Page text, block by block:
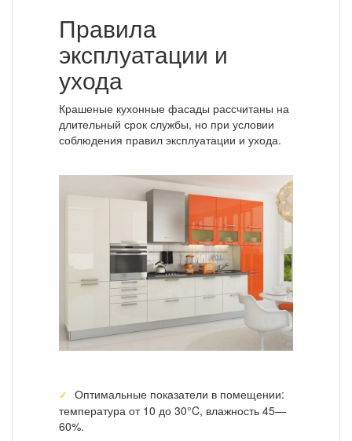
Правила
эксплуатации и
ухода
Крашеные кухонные фасады рассчитаны на
длительный срок службы, но при условии
соблюдения правил эксплуатации и ухода.
Оптимальные показатели в помещении:
температура от 10 до 30°C, влажность 45—
60%.